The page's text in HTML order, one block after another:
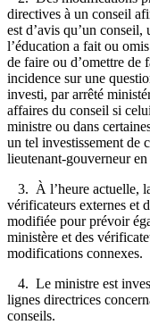
directives à un conseil
est d’avis qu’un
l’éducation a fait ou
de faire ou d’omettre de
incidence sur une
investi, par arrêté
affaires du conseil si
ministre ou dans
un tel investissement de
lieutenant-gouverneur
3. À l’heure actuelle,
vérificateurs externes et
modifiée pour prévoir
ministère et des
modifications connexes.
4. Le ministre est
lignes directrices
conseils.